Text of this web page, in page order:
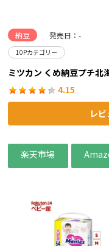
納豆 発売日：-
10Pカテゴリー
ミツカン くめ納豆プチ北
4.15
レ
楽天市場